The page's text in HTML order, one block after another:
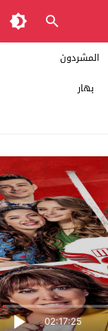
المشردون
بهار
02:17:25